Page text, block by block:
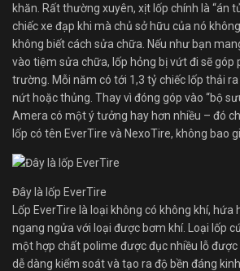
khăn. Rất thường xuyên, xịt lốp chính là “án
chiếc xe đạp khi mà chủ sở hữu của nó
không biết cách sửa chữa. Nếu như bạn
vào tiệm sửa chữa, lốp hỏng bị vứt đi sẽ góp
trường. Mỗi năm có tới 1,3 tỷ chiếc lốp thải
nứt hoặc thủng. Thay vì đóng góp vào “bộ
Amera có một ý tưởng hay hơn nhiều – đó
lốp có tên EverTire và NexoTire, không bao
Đây là lốp EverTire
Lốp EverTire là loại không có không khí, hứa
ngang ngửa với loại được bơm khí. Loại lốp
một hợp chất polime được đục nhiều lỗ được
dễ dàng kiểm soát và tạo ra độ bền đáng